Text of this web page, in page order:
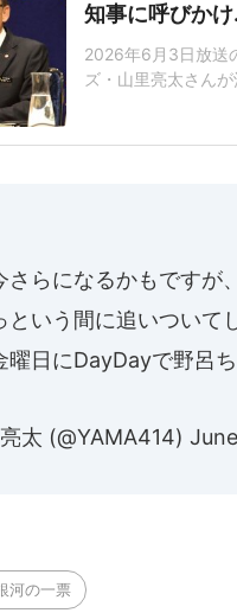
知事に呼びか
2026年6月3日放送
ズ・山里亮太さん
さらになるかもです
という間に追いついて
曜日にDayDayで野呂
太 (@YAMA414)
河の一票